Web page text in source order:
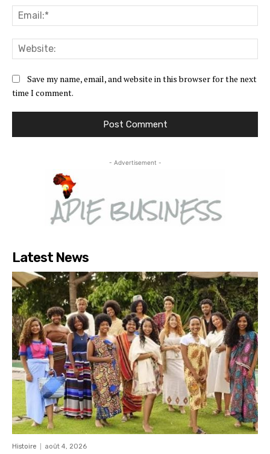
Save my name, email, and website in this browser for the next
time I comment.
- Advertisement -
Latest News
Histoire août 4, 2026